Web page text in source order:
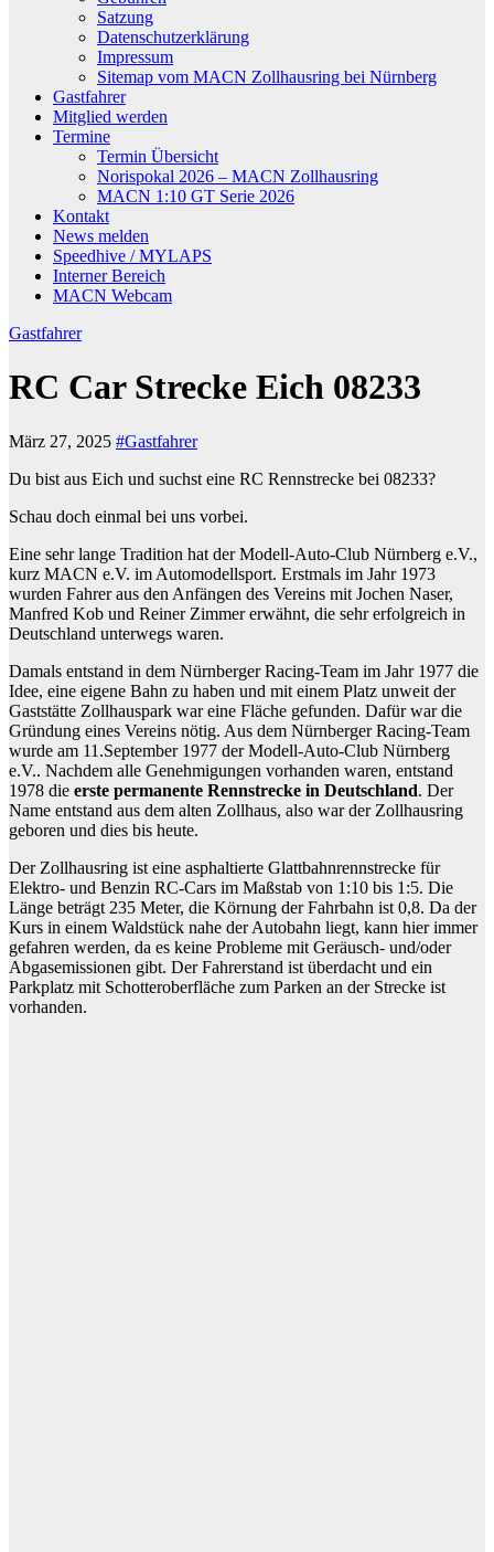
Satzung
Datenschutzerklärung
Impressum
Sitemap vom MACN Zollhausring bei Nürnberg
Gastfahrer
Mitglied werden
Termine
Termin Übersicht
Norispokal 2026 – MACN Zollhausring
MACN 1:10 GT Serie 2026
Kontakt
News melden
Speedhive / MYLAPS
Interner Bereich
MACN Webcam
Gastfahrer
RC Car Strecke Eich 08233
März 27, 2025 #Gastfahrer
Du bist aus Eich und suchst eine RC Rennstrecke bei 08233?
Schau doch einmal bei uns vorbei.
Eine sehr lange Tradition hat der Modell-Auto-Club Nürnberg e.V.,
kurz MACN e.V. im Automodellsport. Erstmals im Jahr 1973
wurden Fahrer aus den Anfängen des Vereins mit Jochen Naser,
Manfred Kob und Reiner Zimmer erwähnt, die sehr erfolgreich in
Deutschland unterwegs waren.
Damals entstand in dem Nürnberger Racing-Team im Jahr 1977 die
Idee, eine eigene Bahn zu haben und mit einem Platz unweit der
Gaststätte Zollhauspark war eine Fläche gefunden. Dafür war die
Gründung eines Vereins nötig. Aus dem Nürnberger Racing-Team
wurde am 11.September 1977 der Modell-Auto-Club Nürnberg
e.V.. Nachdem alle Genehmigungen vorhanden waren, entstand
1978 die erste permanente Rennstrecke in Deutschland. Der
Name entstand aus dem alten Zollhaus, also war der Zollhausring
geboren und dies bis heute.
Der Zollhausring ist eine asphaltierte Glattbahnrennstrecke für
Elektro- und Benzin RC-Cars im Maßstab von 1:10 bis 1:5. Die
Länge beträgt 235 Meter, die Körnung der Fahrbahn ist 0,8. Da der
Kurs in einem Waldstück nahe der Autobahn liegt, kann hier immer
gefahren werden, da es keine Probleme mit Geräusch- und/oder
Abgasemissionen gibt. Der Fahrerstand ist überdacht und ein
Parkplatz mit Schotteroberfläche zum Parken an der Strecke ist
vorhanden.